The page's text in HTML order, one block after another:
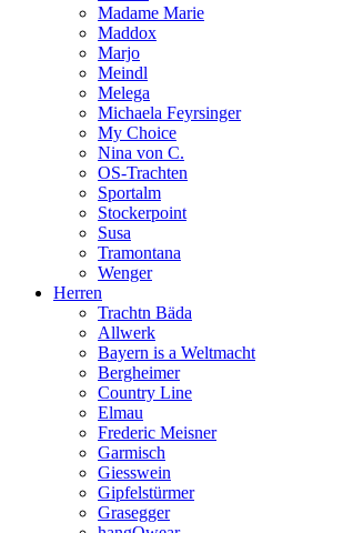
Madame Marie
Maddox
Marjo
Meindl
Melega
Michaela Feyrsinger
My Choice
Nina von C.
OS-Trachten
Sportalm
Stockerpoint
Susa
Tramontana
Wenger
Herren
Trachtn Bäda
Allwerk
Bayern is a Weltmacht
Bergheimer
Country Line
Elmau
Frederic Meisner
Garmisch
Giesswein
Gipfelstürmer
Grasegger